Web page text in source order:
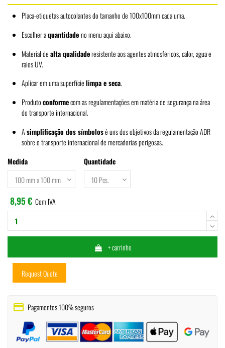
Placa-etiquetas autocolantes do tamanho de 100x100mm cada uma.
Escolher aquantidadeno menu aqui abaixo.
Material dealta qualidaderesistente aos agentes atmosféricos, calor, agua e
raios UV.
Aplicar em uma superfícielimpa e seca.
Produtoconformecom as regulamentações em matéria de segurança na área
do transporte internacional.
Asimplificação dos símbolosé uns dos objetivos da regulamentação ADR
sobre o transporte internacional de mercadorias perigosas.
Medida
Quantidade
8,95 € Com IVA
+ carrinho
Request Quote
payment Pagamentos 100% seguros